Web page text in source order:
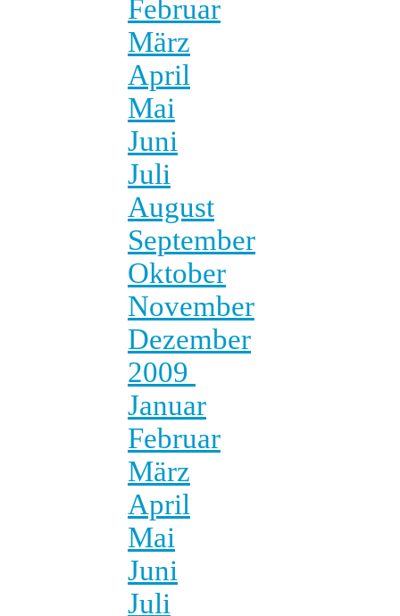
Februar
März
April
Mai
Juni
Juli
August
September
Oktober
November
Dezember
2009
Januar
Februar
März
April
Mai
Juni
Juli